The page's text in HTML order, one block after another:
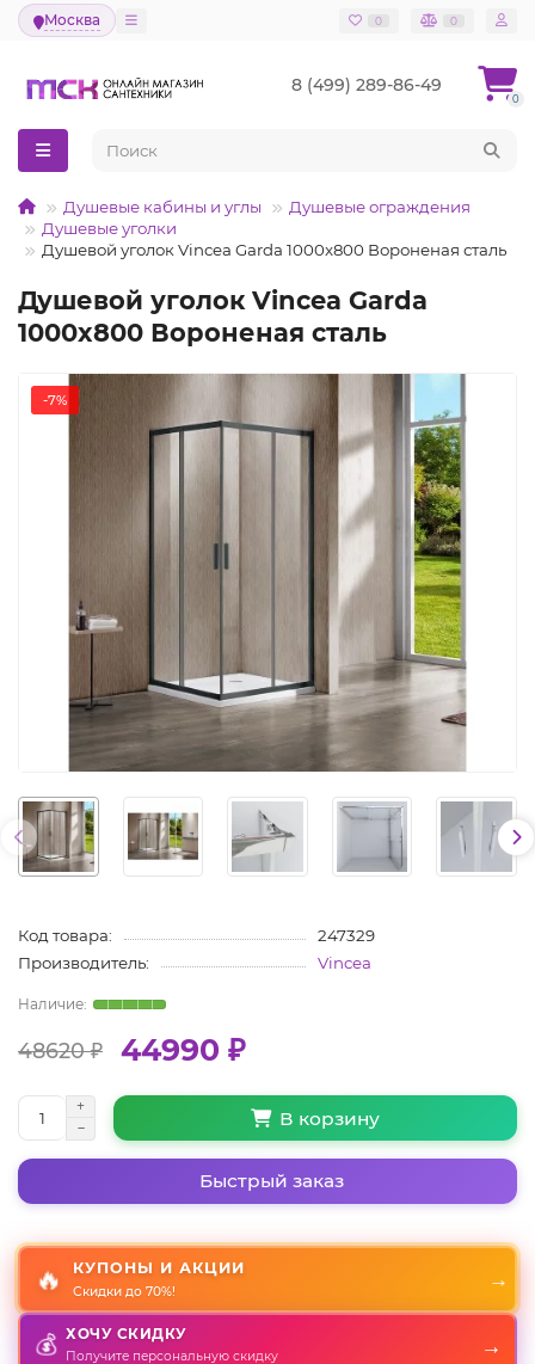
Москва 0 0
8 (499) 289-86-49
0
Душевые кабины и углы
Душевые ограждения
Душевые уголки
Душевой уголок Vincea Garda 1000x800 Вороненая сталь
Душевой уголок Vincea Garda
1000x800 Вороненая сталь
-7%
Код товара:
247329
Производитель:
Vincea
48620 ₽ 44990 ₽
В корзину
Быстрый заказ
🔥 КУПОНЫ И АКЦИИ
Скидки до 70%!
→
💰 ХОЧУ СКИДКУ
Получите персональную скидку →